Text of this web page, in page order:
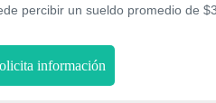
percibir un sueldo promedio de
información